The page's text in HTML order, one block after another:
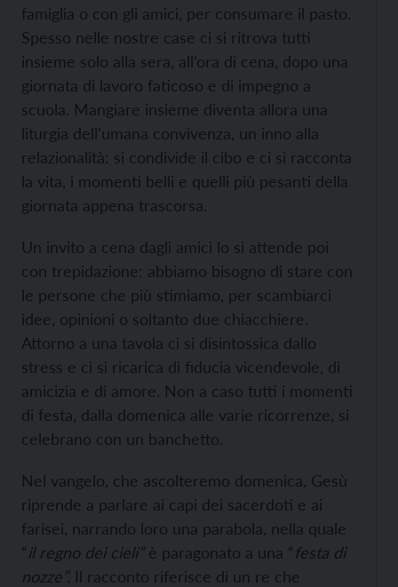
famiglia o con gli amici, per consumare il pasto.
Spesso nelle nostre case ci si ritrova tutti
insieme solo alla sera, all’ora di cena, dopo una
giornata di lavoro faticoso e di impegno a
scuola. Mangiare insieme diventa allora una
liturgia dell’umana convivenza, un inno alla
relazionalità: si condivide il cibo e ci si racconta
la vita, i momenti belli e quelli più pesanti della
giornata appena trascorsa.
Un invito a cena dagli amici lo si attende poi
con trepidazione: abbiamo bisogno di stare con
le persone che più stimiamo, per scambiarci
idee, opinioni o soltanto due chiacchiere.
Attorno a una tavola ci si disintossica dallo
stress e ci si ricarica di fiducia vicendevole, di
amicizia e di amore. Non a caso tutti i momenti
di festa, dalla domenica alle varie ricorrenze, si
celebrano con un banchetto.
Nel vangelo, che ascolteremo domenica, Gesù
riprende a parlare ai capi dei sacerdoti e ai
farisei, narrando loro una parabola, nella quale
“il regno dei cieli” è paragonato a una “ festa di
nozze”. Il racconto riferisce di un re che